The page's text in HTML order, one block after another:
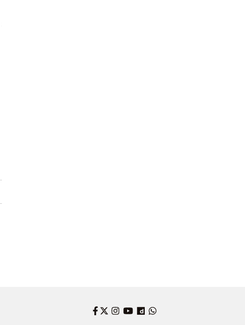
Facebook
Twitter
Instagram
YouTube
Dailymotion